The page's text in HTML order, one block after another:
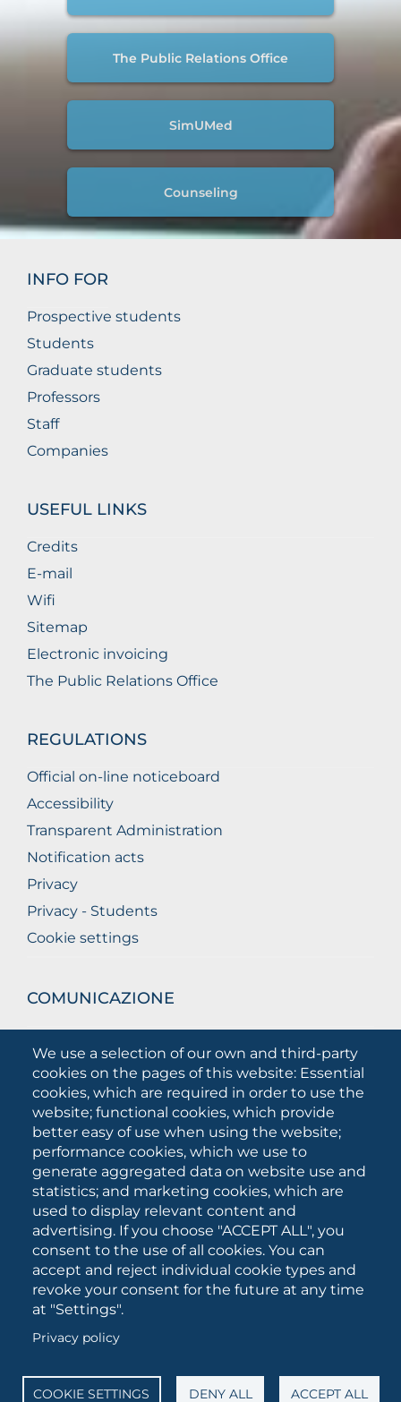
We use a selection of our own and third-party
cookies on the pages of this website: Essential
cookies, which are required in order to use the
website; functional cookies, which provide
better easy of use when using the website;
performance cookies, which we use to
generate aggregated data on website use and
statistics; and marketing cookies, which are
used to display relevant content and
advertising. If you choose "ACCEPT ALL", you
consent to the use of all cookies. You can
accept and reject individual cookie types and
revoke your consent for the future at any time
at "Settings".
Privacy policy
COOKIE SETTINGS DENY ALL ACCEPT ALL
The Public Relations Office
SimUMed
Counseling
INFO FOR
Prospective students
Students
Graduate students
Professors
Staff
Companies
USEFUL LINKS
Credits
E-mail
Wifi
Sitemap
Electronic invoicing
The Public Relations Office
REGULATIONS
Official on-line noticeboard
Accessibility
Transparent Administration
Notification acts
Privacy
Privacy - Students
Cookie settings
COMUNICAZIONE
What they are saying about us
Press releases
Communication Campaigns
Campagna 5xmille
Unifg Mag
Unifg Visual Identity Manual
Facts and figures
SOCIAL
MEDIA
servizioweb@unifg.it